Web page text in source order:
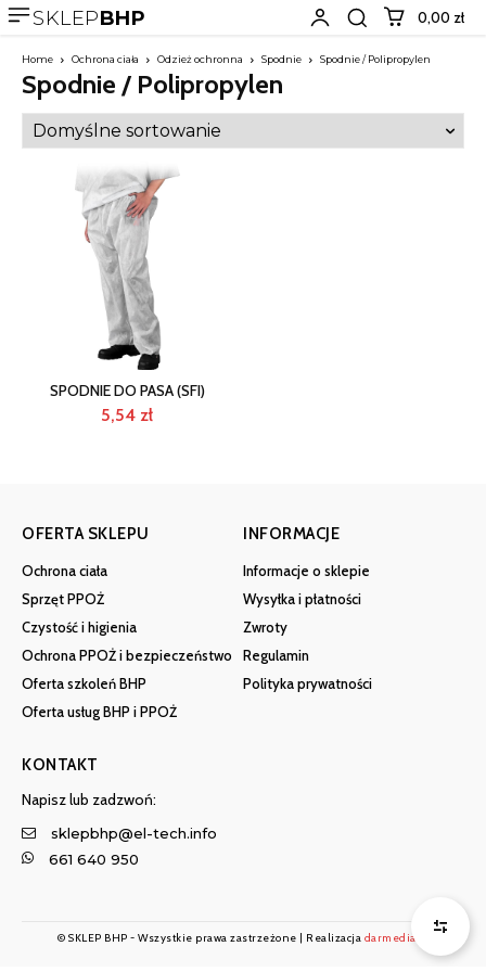
SKLEPBHP 0,00 zł
Home Ochrona ciała Odzież ochronna Spodnie Spodnie / Polipropylen
Spodnie / Polipropylen
SPODNIE DO PASA (SFI)
5,54 zł
OFERTA SKLEPU
Ochrona ciała
Sprzęt PPOŻ
Czystość i higienia
Ochrona PPOŻ i bezpieczeństwo
Oferta szkoleń BHP
Oferta usług BHP i PPOŻ
INFORMACJE
Informacje o sklepie
Wysyłka i płatności
Zwroty
Regulamin
Polityka prywatności
KONTAKT
Napisz lub zadzwoń:
sklepbhp@el-tech.info
661 640 950
© SKLEP BHP - Wszystkie prawa zastrzeżone | Realizacja darmedia.pl